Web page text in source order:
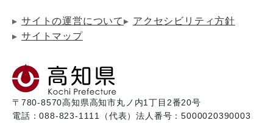
サイトの運営について
アクセシビリティ方針
サイトマップ
〒780-8570高知県高知市丸ノ内1丁目2番20号
電話：088-823-1111（代表）法人番号：5000020390003